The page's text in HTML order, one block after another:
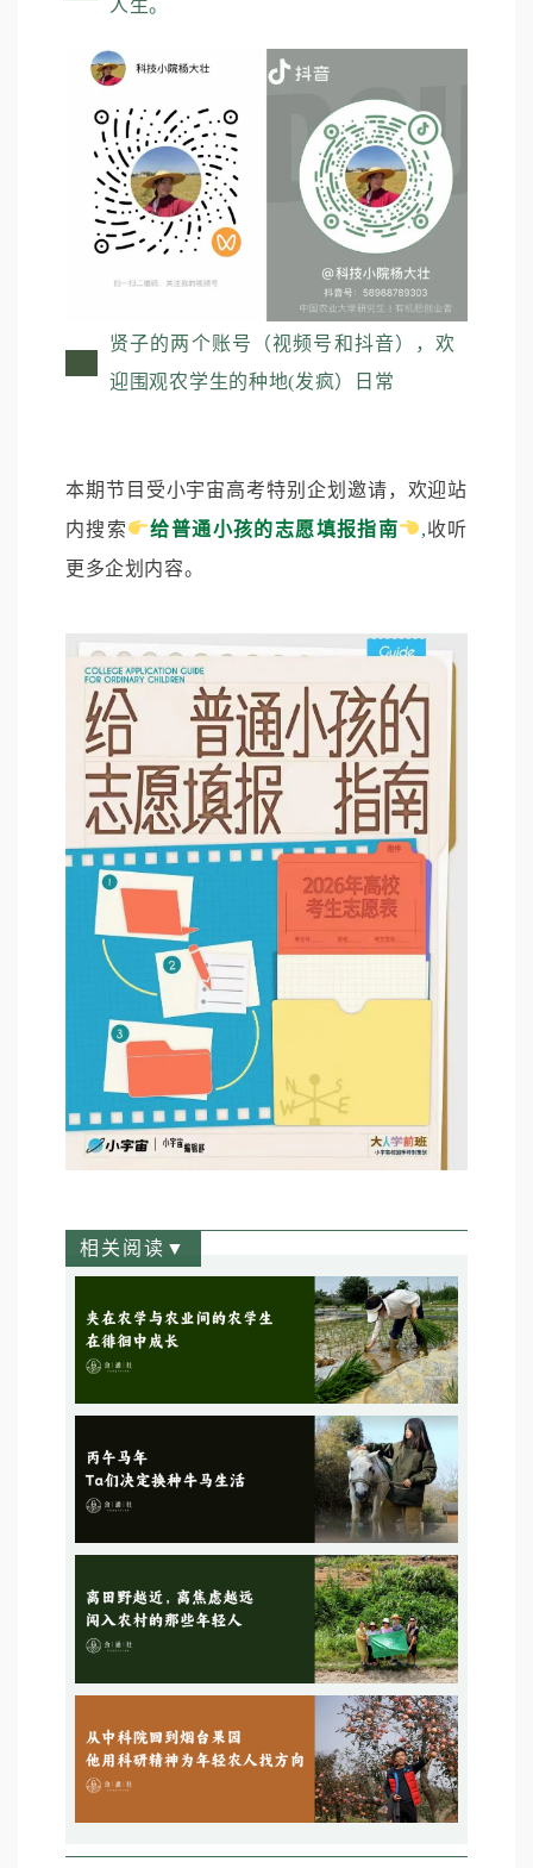
人生。
贤子的两个账号（视频号和抖音），欢
迎围观农学生的种地(发疯）日常
本期节目受小宇宙高考特别企划邀请，欢迎站
内搜索
给普通小孩的志愿填报指南 ,收听
更多企划内容。
相关阅读▼